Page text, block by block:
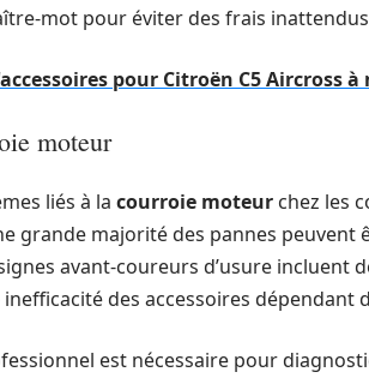
mot pour éviter des frais
pour Citroën C5 Aircross
moteur
liés à la courroie moteur chez les
grande majorité des pannes peuvent
avant-coureurs d’usure incluent
des accessoires dépendant
est nécessaire pour